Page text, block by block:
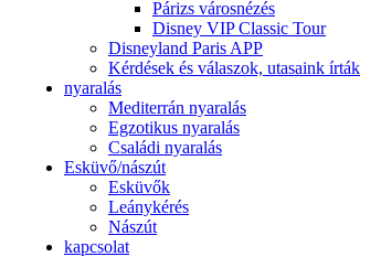
Párizs városnézés
Disney VIP Classic Tour
Disneyland Paris APP
Kérdések és válaszok, utasaink írták
nyaralás
Mediterrán nyaralás
Egzotikus nyaralás
Családi nyaralás
Esküvő/nászút
Esküvők
Leánykérés
Nászút
kapcsolat